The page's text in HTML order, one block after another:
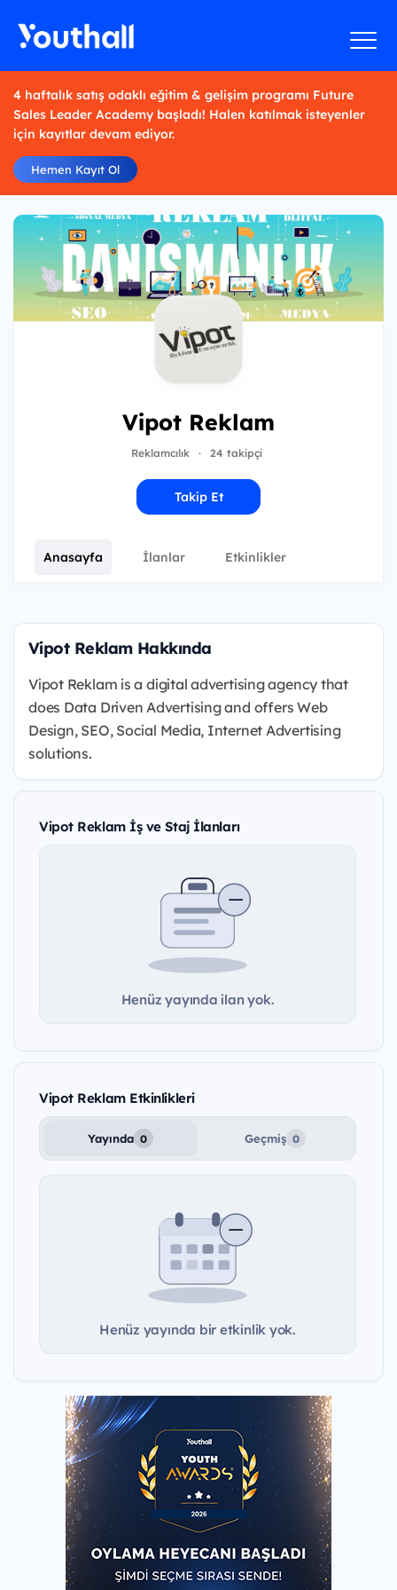
4 haftalık satış odaklı eğitim & gelişim programı Future
Sales Leader Academy başladı! Halen katılmak isteyenler
için kayıtlar devam ediyor.
Hemen Kayıt Ol
Vipot Reklam
Reklamcılık · 24 takipçi
Takip Et
Anasayfa İlanlar Etkinlikler
Vipot Reklam Hakkında
Vipot Reklam is a digital advertising agency that
does Data Driven Advertising and offers Web
Design, SEO, Social Media, Internet Advertising
solutions.
Vipot Reklam İş ve Staj İlanları
Henüz yayında ilan yok.
Vipot Reklam Etkinlikleri
Yayında 0 Geçmiş 0
Henüz yayında bir etkinlik yok.